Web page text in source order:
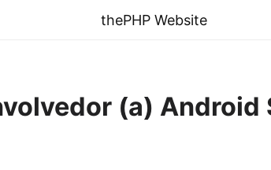
thePHP Website
(a) Android